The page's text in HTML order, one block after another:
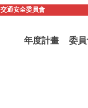
交通安全委員會
年度計畫 委